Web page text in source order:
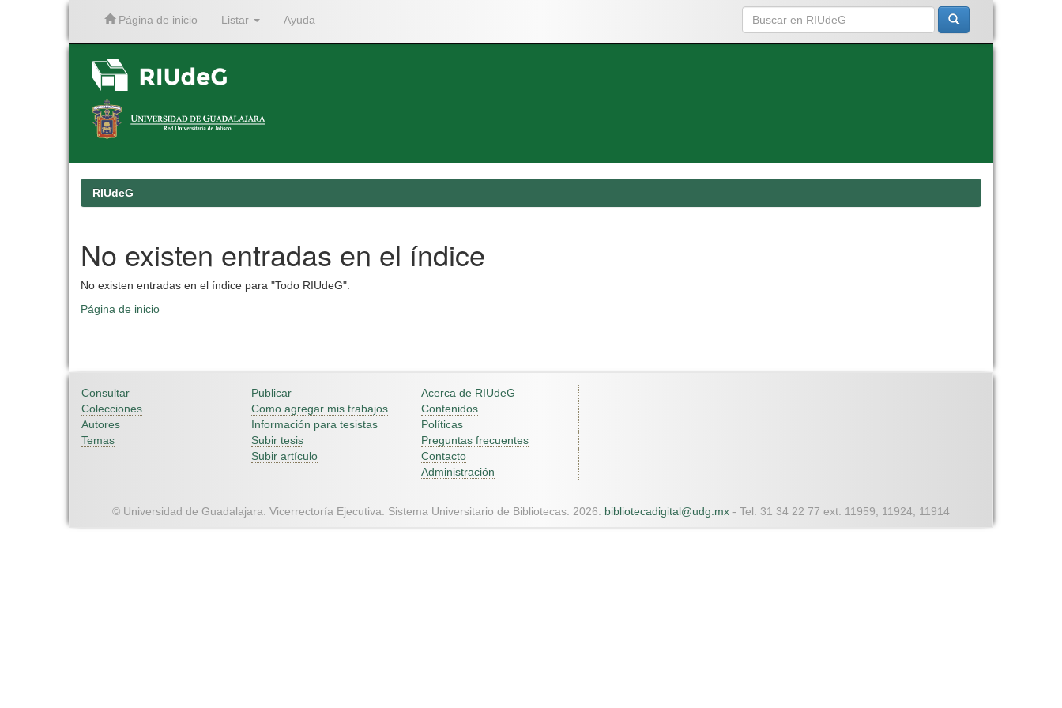
Página de inicio Listar Ayuda
RIUdeG
No existen entradas en el índice
No existen entradas en el índice para "Todo RIUdeG".
Página de inicio
Consultar
Colecciones
Autores
Temas
Publicar
Como agregar mis trabajos
Información para tesistas
Subir tesis
Subir artículo
Acerca de RIUdeG
Contenidos
Políticas
Preguntas frecuentes
Contacto
Administración
© Universidad de Guadalajara. Vicerrectoría Ejecutiva. Sistema Universitario de Bibliotecas. 2026. bibliotecadigital@udg.mx - Tel. 31 34 22 77 ext. 11959, 11924, 11914